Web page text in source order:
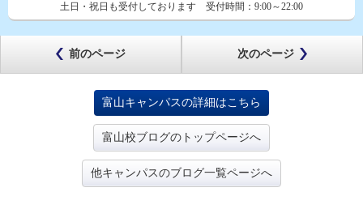
土日・祝日も受付しております 受付時間： 9:00～22:00
前のページ 次のページ
富山キャンパスの詳細はこちら
富山校ブログのトップページへ
他キャンパスのブログ一覧ページへ